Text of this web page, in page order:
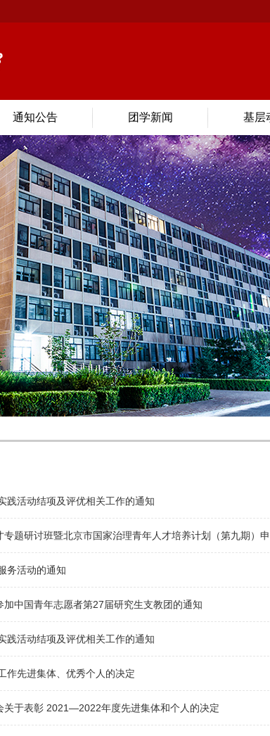
通知公告 团学新闻 基层
践活动结项及评优相关工作的通知
专题研讨班暨北京市国家治理青年人才培养计划（第九期）
务活动的通知
加中国青年志愿者第27届研究生支教团的通知
践活动结项及评优相关工作的通知
作先进集体、优秀个人的决定
关于表彰 2021—2022年度先进集体和个人的决定